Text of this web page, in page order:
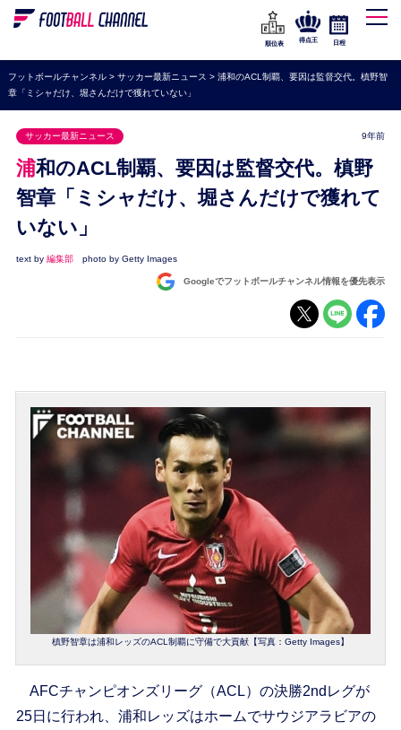
WEリーグ
海外サッカー
プレミアリーグ
ラ・リーガ
セリエA
ブンデスリーガ
UEFA
ナショナルチーム
順位表
得点王 日程
フットボールチャンネル> サッカー最新ニュース > 浦和のACL制覇、要因は監督交代。槙野智
章「ミシャだけ、堀さんだけで獲れていない」
サッカー最新ニュース 9年前
浦和のACL制覇、要因は監督交代。槙野
智章「ミシャだけ、堀さんだけで獲れて
いない」
text by 編集部 photo by Getty Images
Googleでフットボールチャンネル情報を優先表示
槙野智章は浦和レッズのACL制覇に守備で大貢献【写真：Getty Images】
AFCチャンピオンズリーグ（ACL）の決勝2ndレグが
25日に行われ、浦和レッズはホームでサウジアラビアの